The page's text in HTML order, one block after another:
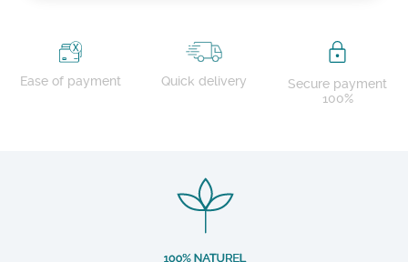
Ease of payment Quick delivery
Secure payment
100%